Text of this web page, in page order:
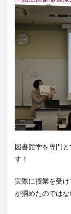
図書館学を専門
す！
実際に授業を受
が掴めたのではな